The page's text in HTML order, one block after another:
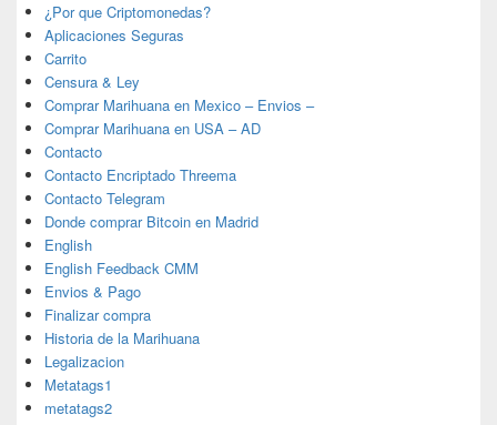
¿Por que Criptomonedas?
Aplicaciones Seguras
Carrito
Censura & Ley
Comprar Marihuana en Mexico – Envios –
Comprar Marihuana en USA – AD
Contacto
Contacto Encriptado Threema
Contacto Telegram
Donde comprar Bitcoin en Madrid
English
English Feedback CMM
Envios & Pago
Finalizar compra
Historia de la Marihuana
Legalizacion
Metatags1
metatags2